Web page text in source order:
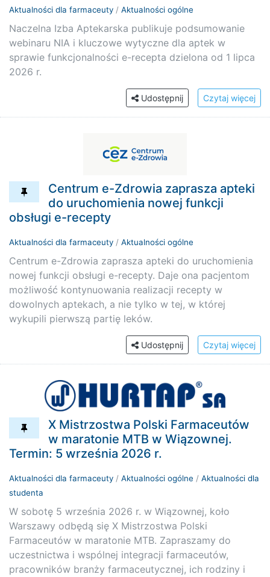
Aktualności dla farmaceuty / Aktualności ogólne
Naczelna Izba Aptekarska publikuje podsumowanie
webinaru NIA i kluczowe wytyczne dla aptek w
sprawie funkcjonalności e-recepta dzielona od 1 lipca
2026 r.
Udostępnij Czytaj więcej
Centrum e-Zdrowia zaprasza apteki
do uruchomienia nowej funkcji
obsługi e-recepty
Aktualności dla farmaceuty / Aktualności ogólne
Centrum e-Zdrowia zaprasza apteki do uruchomienia
nowej funkcji obsługi e-recepty. Daje ona pacjentom
możliwość kontynuowania realizacji recepty w
dowolnych aptekach, a nie tylko w tej, w której
wykupili pierwszą partię leków.
Udostępnij Czytaj więcej
X Mistrzostwa Polski Farmaceutów
w maratonie MTB w Wiązownej.
Termin: 5 września 2026 r.
Aktualności dla farmaceuty / Aktualności ogólne / Aktualności dla
studenta
W sobotę 5 września 2026 r. w Wiązownej, koło
Warszawy odbędą się X Mistrzostwa Polski
Farmaceutów w maratonie MTB. Zapraszamy do
uczestnictwa i wspólnej integracji farmaceutów,
pracowników branży farmaceutycznej, ich rodziny i